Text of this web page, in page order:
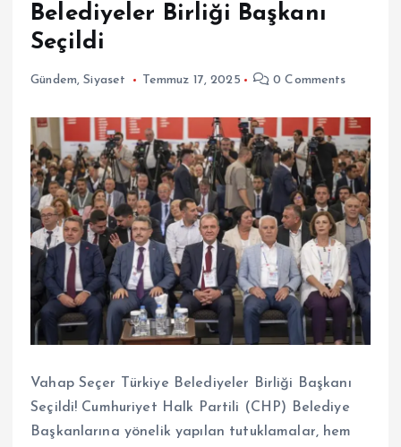
Belediyeler Birliği Başkanı
Seçildi
Gündem,Siyaset Temmuz 17, 2025 0 Comments
Vahap Seçer Türkiye Belediyeler Birliği Başkanı
Seçildi! Cumhuriyet Halk Partili (CHP) Belediye
Başkanlarına yönelik yapılan tutuklamalar, hem